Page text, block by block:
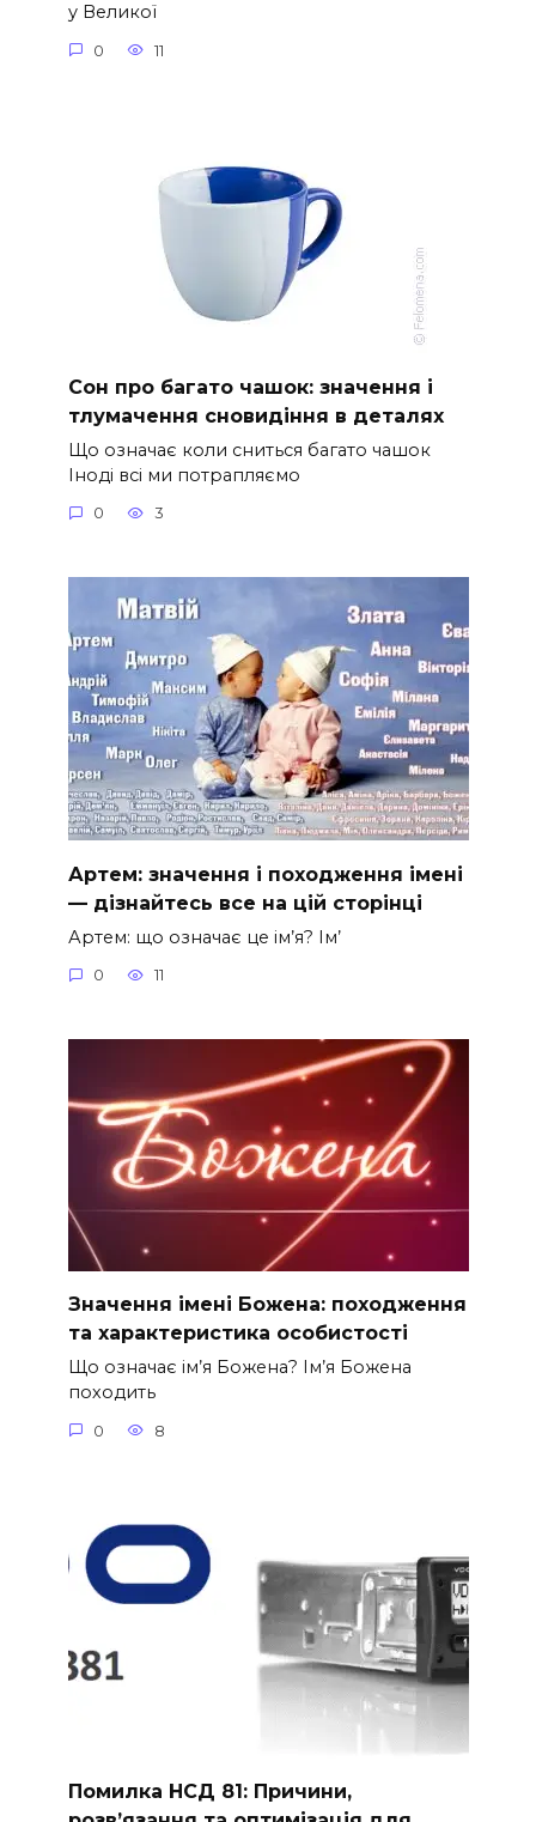
у Великої
0 11
Сон про багато чашок: значення і
тлумачення сновидіння в деталях
Що означає коли сниться багато чашок
Іноді всі ми потрапляємо
0 3
Артем: значення і походження імені
— дізнайтесь все на цій сторінці
Артем: що означає це ім’я? Ім’
0 11
Значення імені Божена: походження
та характеристика особистості
Що означає ім’я Божена? Ім’я Божена
походить
0 8
Помилка НСД 81: Причини,